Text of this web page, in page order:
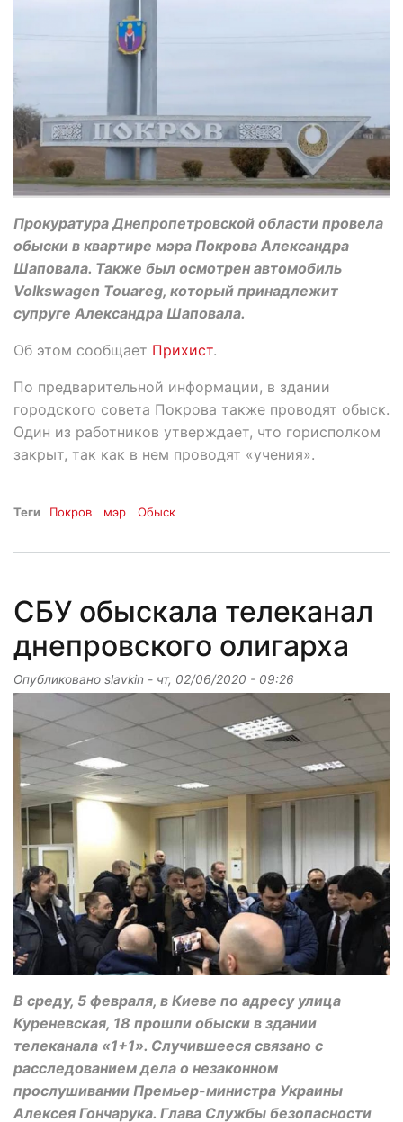
Прокуратура Днепропетровской области провела
обыски в квартире мэра Покрова Александра
Шаповала. Также был осмотрен автомобиль
Volkswagen Touareg, который принадлежит
супруге Александра Шаповала.
Об этом сообщает Прихист.
По предварительной информации, в здании
городского совета Покрова также проводят обыск.
Один из работников утверждает, что горисполком
закрыт, так как в нем проводят «учения».
Теги Покров мэр Обыск
СБУ обыскала телеканал
днепровского олигарха
Опубликовано slavkin - чт, 02/06/2020 - 09:26
В среду, 5 февраля, в Киеве по адресу улица
Куреневская, 18 прошли обыски в здании
телеканала «1+1». Случившееся связано с
расследованием дела о незаконном
прослушивании Премьер-министра Украины
Алексея Гончарука. Глава Службы безопасности